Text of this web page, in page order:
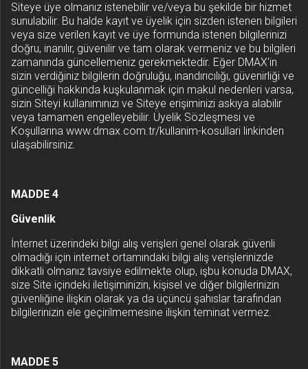
Siteye üye olmanız istenebilir ve/veya bu şekilde bir hizmet
sunulabilir. Bu halde kayıt ve üyelik için sizden istenen bilgileri
veya size verilen kayıt ve üye formunda istenen bilgilerinizi
doğru, inanılır, güvenilir ve tam olarak vermeniz ve bu bilgileri
zamanında güncellemeniz gerekmektedir. Eğer DMAX'in
sizin verdiğiniz bilgilerin doğruluğu, inandırıcılığı, güvenirliği ve
güncelliği hakkında kuşkulanmak için makul nedenleri varsa,
sizin Siteyi kullanımınızı ve Siteye erişiminizi askıya alabilir
veya tamamen engelleyebilir. Üyelik Sözleşmesi ve
Koşullarına www.dmax.com.tr/kullanim-kosullari linkinden
ulaşabilirsiniz.
MADDE 4
Güvenlik
İnternet üzerindeki bilgi alış verişleri genel olarak güvenli
olmadığı için internet ortamındaki bilgi alış verişlerinizde
dikkatli olmanız tavsiye edilmekte olup, işbu konuda DMAX,
size Site içindeki iletişiminizin, kişisel ve diğer bilgilerinizin
güvenliğine ilişkin olarak ya da üçüncü şahıslar tarafından
bilgilerinizin ele geçirilmemesine ilişkin teminat vermez.
MADDE 5